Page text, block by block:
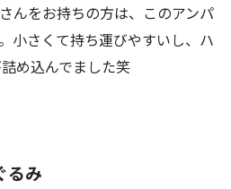
んをお持ちの方は、このアンパ
小さくて持ち運びやすいし、ハ
め込んでました笑
るみ